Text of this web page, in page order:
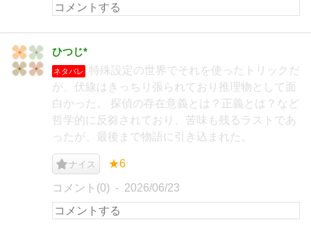
ひつじ*
ネタバレ
特殊設定の世界でそれを使ったトリックだ
が、伏線はきっちり張られており推理物として面
白かった。 探偵の存在意義とは？正義とは？など
哲学的に反芻されており、苦味も残るラストであ
ったが、最後まで物語に引き込まれた。
ナイス ★6
コメント(0) 2026/06/23